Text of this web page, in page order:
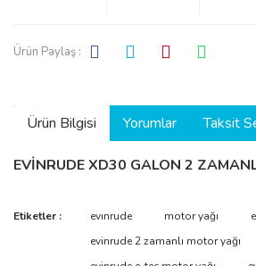
Ürün Paylaş :
Ürün Bilgisi Yorumlar Taksit
EVİNRUDE XD30 GALON 2
Bu ürüne ilk yorumu siz
Bu ürünün fiyat bilgisi, resim, ürün
tarafımıza iletebilirsiniz.
Etiketler : evınrude motor yağı
evinrude 2 zamanlı motor yağı